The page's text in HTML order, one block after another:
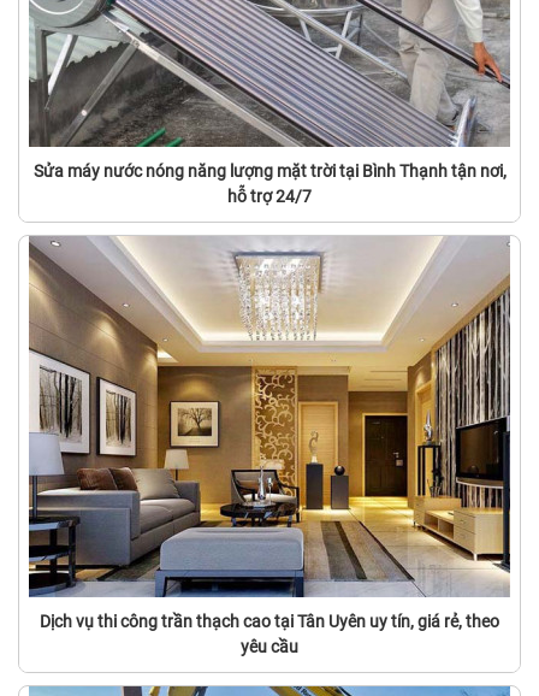
Sửa máy nước nóng năng lượng mặt trời tại Bình Thạnh tận nơi,
hỗ trợ 24/7
Dịch vụ thi công trần thạch cao tại Tân Uyên uy tín, giá rẻ, theo
yêu cầu